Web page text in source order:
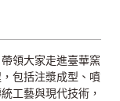
領大家走進臺華窯
包括注漿成型、噴
工藝與現代技術，